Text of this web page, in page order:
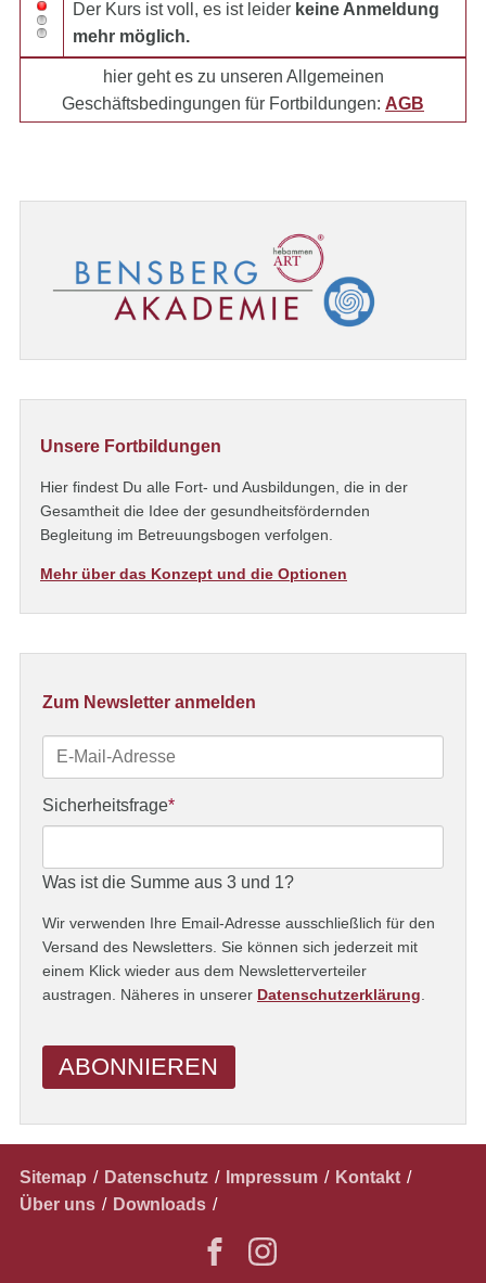
Der Kurs ist voll, es ist leider keine Anmeldung
mehr möglich.
hier geht es zu unseren Allgemeinen
Geschäftsbedingungen für Fortbildungen: AGB
Unsere Fortbildungen
Hier findest Du alle Fort- und Ausbildungen, die in der
Gesamtheit die Idee der gesundheitsfördernden
Begleitung im Betreuungsbogen verfolgen.
Mehr über das Konzept und die Optionen
Zum Newsletter anmelden
E-
Mail-
Adresse
Pflichtfeld
Sicherheitsfrage*
Was ist die Summe aus 3 und 1?
Wir verwenden Ihre Email-Adresse ausschließlich für den
Versand des Newsletters. Sie können sich jederzeit mit
einem Klick wieder aus dem Newsletterverteiler
austragen. Näheres in unserer Datenschutzerklärung.
ABONNIEREN
Navigation
überspringen
Sitemap Datenschutz Impressum
Kontakt
Über uns
Downloads